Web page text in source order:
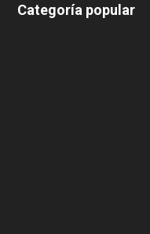
Categoría popular